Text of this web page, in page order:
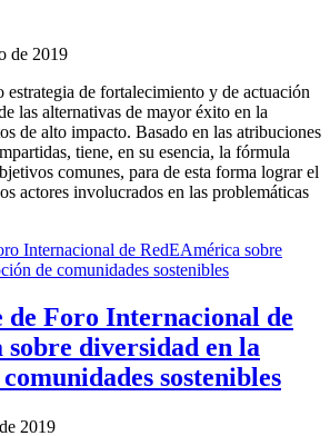
de 2019
estrategia de fortalecimiento y de actuación
las alternativas de mayor éxito en la
de alto impacto. Basado en las atribuciones
tiene, en su esencia, la fórmula
comunes, para de esta forma lograr el
actores involucrados en las problemáticas
de Foro Internacional de
diversidad en la
sostenibles
2019